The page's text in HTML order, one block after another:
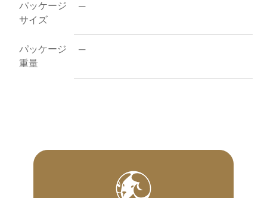
パッケージ
サイズ
─
パッケージ
重量
─